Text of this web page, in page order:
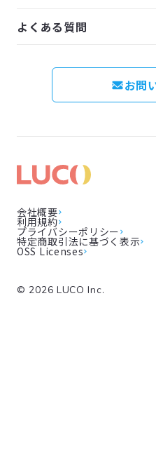
よくある質問
お問
会社概要
利用規約
プライバシーポリシー
特定商取引法に基づく表示
OSS Licenses
© 2026 LUCO Inc.